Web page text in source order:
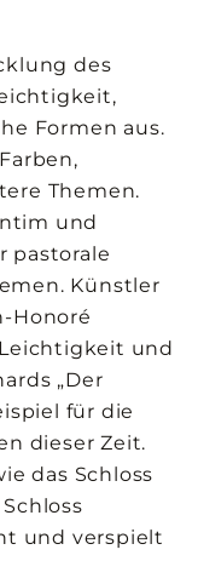
des
Formen aus.
Themen.
und
pastorale
Künstler
Honoré
und
„Der
für die
dieser Zeit.
das Schloss
und verspielt